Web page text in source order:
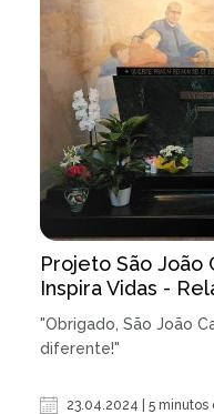
Projeto São João
Inspira Vidas -
"Obrigado, São João
diferente!"
23.04.2024 | 5